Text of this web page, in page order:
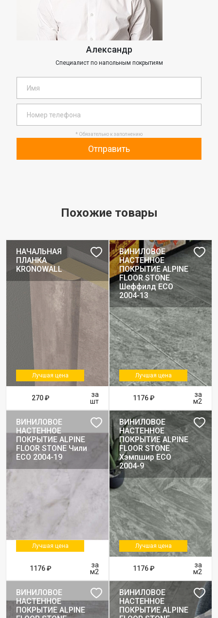
Александр
Специалист по напольным покрытиям
* Обязательно к заполнению
Отправить
Похожие товары
НАЧАЛЬНАЯ
ПЛАНКА
KRONOWALL
Лучшая цена
270 ₽
за
шт
ВИНИЛОВОЕ
НАСТЕННОЕ
ПОКРЫТИЕ ALPINE
FLOOR STONE
Шеффилд ЕСО
2004-13
Лучшая цена
1176 ₽
за
м2
ВИНИЛОВОЕ
НАСТЕННОЕ
ПОКРЫТИЕ ALPINE
FLOOR STONE Чили
ЕСО 2004-19
Лучшая цена
1176 ₽
за
м2
ВИНИЛОВОЕ
НАСТЕННОЕ
ПОКРЫТИЕ ALPINE
FLOOR STONE
Хэмпшир ЕСО
2004-9
Лучшая цена
1176 ₽
за
м2
ВИНИЛОВОЕ
НАСТЕННОЕ
ПОКРЫТИЕ ALPINE
ВИНИЛОВОЕ
НАСТЕННОЕ
ПОКРЫТИЕ ALPINE